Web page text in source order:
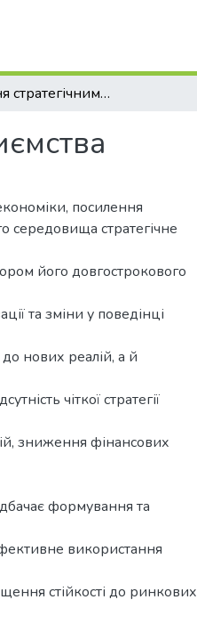
Управління стратегічним розвитком підприємства
посилення
середовища стратегічне
його довгострокового
та зміни у поведінці
нових реалій, а й
чіткої стратегії
зниження фінансових
формування та
використання
стійкості до ринкових